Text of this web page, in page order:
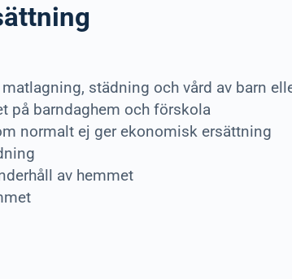
städning och vård av barn
på barndaghem och förskola
normalt ej ger ekonomisk ersättning
av hemmet